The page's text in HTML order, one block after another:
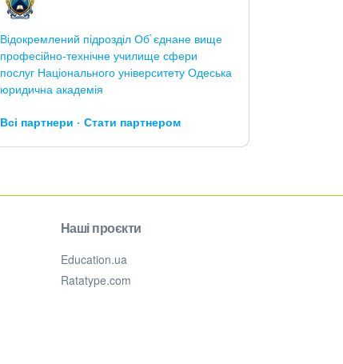
Відокремлений підрозділ Об`єднане вище
професійно-технічне училище сфери
послуг Національного університету Одеська
юридична академія
Всі партнери Стати партнером
Наші проєкти
Education.ua
Ratatype.com